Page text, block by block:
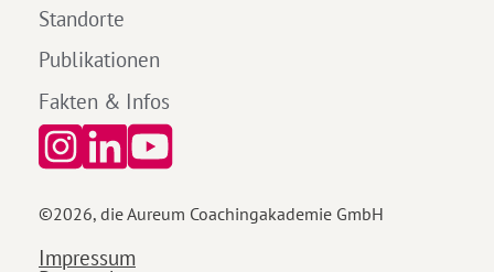
Standorte
Publikationen
Fakten & Infos
©2026, die Aureum Coachingakademie GmbH
Impressum